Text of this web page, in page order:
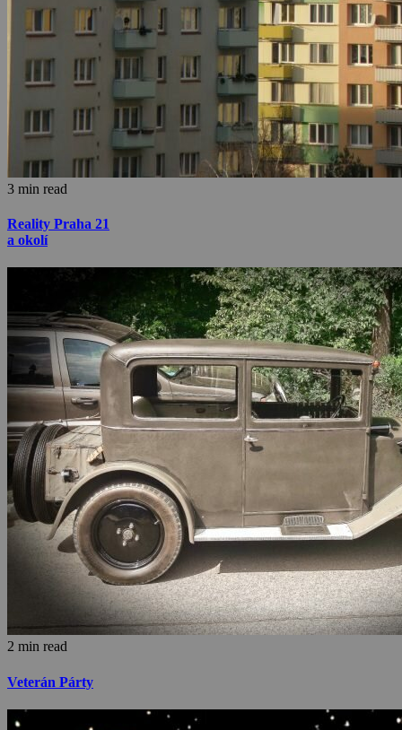
3 min read
Reality Praha 21
a okolí
2 min read
Veterán Párty